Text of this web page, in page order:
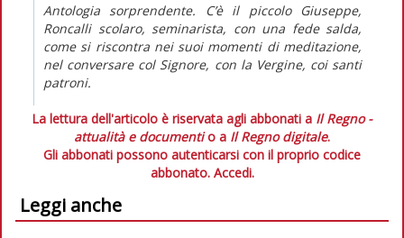
Antologia sorprendente. C’è il piccolo Giuseppe,
Roncalli scolaro, seminarista, con una fede salda,
come si riscontra nei suoi momenti di meditazione,
nel conversare col Signore, con la Vergine, coi santi
patroni.
La lettura dell'articolo è riservata agli abbonati a Il Regno -
attualità e documentio a Il Regno digitale.
Gli abbonati possono autenticarsi con il proprio codice
abbonato. Accedi.
Leggi anche